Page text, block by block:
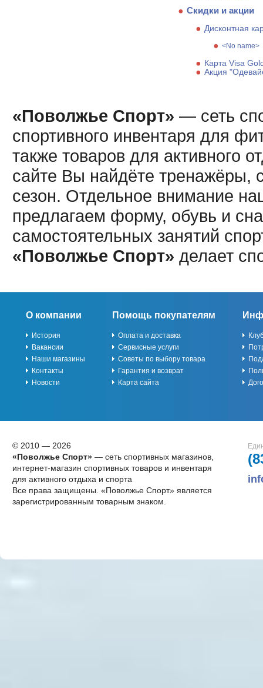
Скидки и акции
Дисконтная
<No name>
Карта Visa
Акция
«Поволжье Спорт» — сеть
спортивного инвентаря для
также товаров для активного
сайте Вы найдёте тренажёры,
сезон. Отдельное внимание
предлагаем форму, обувь и
самостоятельных занятий
«Поволжье Спорт» делает
О компании
История
Вакансии
Наши магазины
Контакты
Новости
Помощь покупателям
Оплата и доставка
Сервисные услуги
Советы по выбору товара
Гарантия и возврат
Карта сайта
© 2010 — 2026
«Поволжье Спорт»— сеть спортивных магазинов,
интернет-магазин спортивных товаров и инвентаря
для активного отдыха и спорта
Все права защищены. «Поволжье Спорт» является
зарегистрированным товарным знаком.